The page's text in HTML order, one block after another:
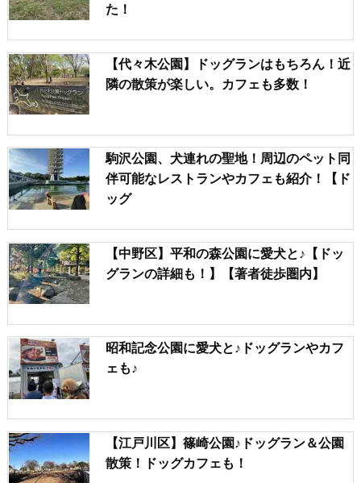
た！
【代々木公園】ドッグランはもちろん！近
隣の散策が楽しい。カフェも多数！
駒沢公園、犬連れの聖地！周辺のペット同
伴可能なレストランやカフェも紹介！【ド
ッグ
【中野区】平和の森公園に愛犬と♪【ドッ
グランの詳細も！】【著者徒歩圏内】
昭和記念公園に愛犬と♪ドッグランやカフ
ェも♪
【江戸川区】篠崎公園♪ドッグラン＆公園
散策！ドッグカフェも！